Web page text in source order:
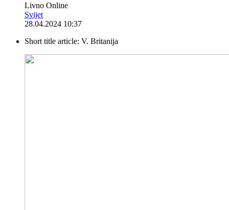
Livno Online
Svijet
28.04.2024 10:37
Short title article: V. Britanija